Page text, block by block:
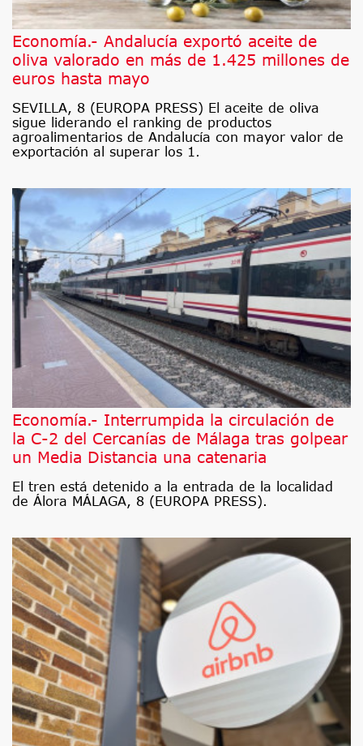
Economía.- Andalucía exportó aceite de
oliva valorado en más de 1.425 millones de
euros hasta mayo
SEVILLA, 8 (EUROPA PRESS) El aceite de oliva
sigue liderando el ranking de productos
agroalimentarios de Andalucía con mayor valor de
exportación al superar los 1.
Economía.- Interrumpida la circulación de
la C-2 del Cercanías de Málaga tras golpear
un Media Distancia una catenaria
El tren está detenido a la entrada de la localidad
de Álora MÁLAGA, 8 (EUROPA PRESS).